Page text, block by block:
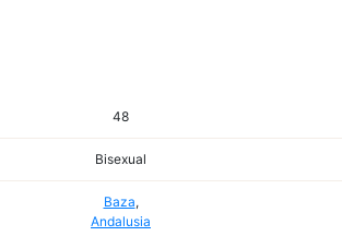
48
Bisexual
Baza,
Andalusia